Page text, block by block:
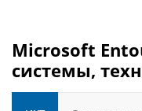
Microsoft
системы,